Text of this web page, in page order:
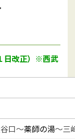
日改正）※西武
口～薬師の湯～三